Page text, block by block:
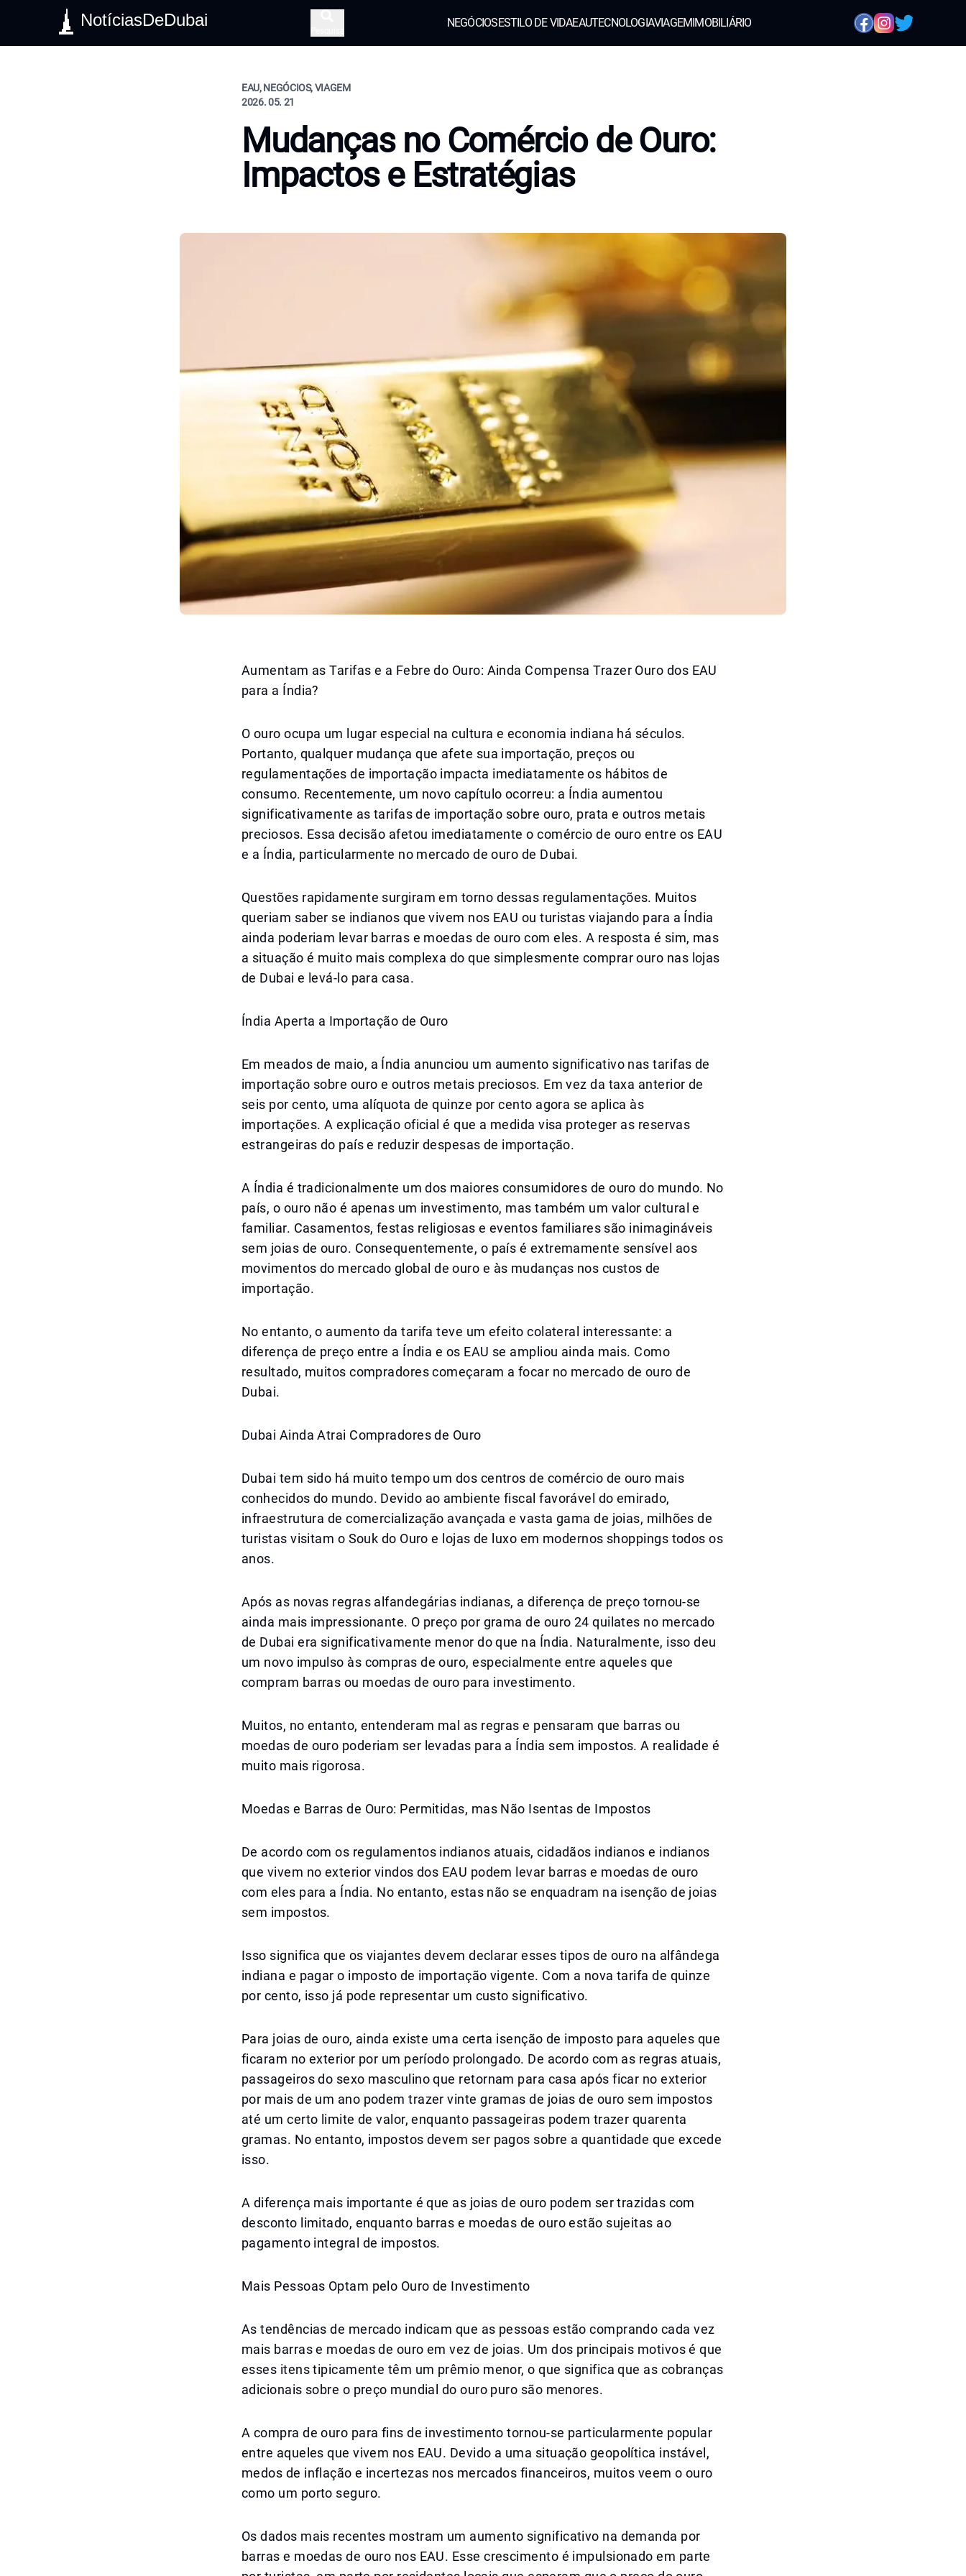
NotíciasDeDubai NEGÓCIOSESTILO DE VIDAEAUTECNOLOGIAVIAGEMIMOBILIÁRIO
EAU, NEGÓCIOS, VIAGEM
2026. 05. 21
Mudanças no Comércio de Ouro:
Impactos e Estratégias
Aumentam as Tarifas e a Febre do Ouro: Ainda Compensa Trazer Ouro dos EAU
para a Índia?
O ouro ocupa um lugar especial na cultura e economia indiana há séculos.
Portanto, qualquer mudança que afete sua importação, preços ou
regulamentações de importação impacta imediatamente os hábitos de
consumo. Recentemente, um novo capítulo ocorreu: a Índia aumentou
significativamente as tarifas de importação sobre ouro, prata e outros metais
preciosos. Essa decisão afetou imediatamente o comércio de ouro entre os EAU
e a Índia, particularmente no mercado de ouro de Dubai.
Questões rapidamente surgiram em torno dessas regulamentações. Muitos
queriam saber se indianos que vivem nos EAU ou turistas viajando para a Índia
ainda poderiam levar barras e moedas de ouro com eles. A resposta é sim, mas
a situação é muito mais complexa do que simplesmente comprar ouro nas lojas
de Dubai e levá-lo para casa.
Índia Aperta a Importação de Ouro
Em meados de maio, a Índia anunciou um aumento significativo nas tarifas de
importação sobre ouro e outros metais preciosos. Em vez da taxa anterior de
seis por cento, uma alíquota de quinze por cento agora se aplica às
importações. A explicação oficial é que a medida visa proteger as reservas
estrangeiras do país e reduzir despesas de importação.
A Índia é tradicionalmente um dos maiores consumidores de ouro do mundo. No
país, o ouro não é apenas um investimento, mas também um valor cultural e
familiar. Casamentos, festas religiosas e eventos familiares são inimagináveis
sem joias de ouro. Consequentemente, o país é extremamente sensível aos
movimentos do mercado global de ouro e às mudanças nos custos de
importação.
No entanto, o aumento da tarifa teve um efeito colateral interessante: a
diferença de preço entre a Índia e os EAU se ampliou ainda mais. Como
resultado, muitos compradores começaram a focar no mercado de ouro de
Dubai.
Dubai Ainda Atrai Compradores de Ouro
Dubai tem sido há muito tempo um dos centros de comércio de ouro mais
conhecidos do mundo. Devido ao ambiente fiscal favorável do emirado,
infraestrutura de comercialização avançada e vasta gama de joias, milhões de
turistas visitam o Souk do Ouro e lojas de luxo em modernos shoppings todos os
anos.
Após as novas regras alfandegárias indianas, a diferença de preço tornou-se
ainda mais impressionante. O preço por grama de ouro 24 quilates no mercado
de Dubai era significativamente menor do que na Índia. Naturalmente, isso deu
um novo impulso às compras de ouro, especialmente entre aqueles que
compram barras ou moedas de ouro para investimento.
Muitos, no entanto, entenderam mal as regras e pensaram que barras ou
moedas de ouro poderiam ser levadas para a Índia sem impostos. A realidade é
muito mais rigorosa.
Moedas e Barras de Ouro: Permitidas, mas Não Isentas de Impostos
De acordo com os regulamentos indianos atuais, cidadãos indianos e indianos
que vivem no exterior vindos dos EAU podem levar barras e moedas de ouro
com eles para a Índia. No entanto, estas não se enquadram na isenção de joias
sem impostos.
Isso significa que os viajantes devem declarar esses tipos de ouro na alfândega
indiana e pagar o imposto de importação vigente. Com a nova tarifa de quinze
por cento, isso já pode representar um custo significativo.
Para joias de ouro, ainda existe uma certa isenção de imposto para aqueles que
ficaram no exterior por um período prolongado. De acordo com as regras atuais,
passageiros do sexo masculino que retornam para casa após ficar no exterior
por mais de um ano podem trazer vinte gramas de joias de ouro sem impostos
até um certo limite de valor, enquanto passageiras podem trazer quarenta
gramas. No entanto, impostos devem ser pagos sobre a quantidade que excede
isso.
A diferença mais importante é que as joias de ouro podem ser trazidas com
desconto limitado, enquanto barras e moedas de ouro estão sujeitas ao
pagamento integral de impostos.
Mais Pessoas Optam pelo Ouro de Investimento
As tendências de mercado indicam que as pessoas estão comprando cada vez
mais barras e moedas de ouro em vez de joias. Um dos principais motivos é que
esses itens tipicamente têm um prêmio menor, o que significa que as cobranças
adicionais sobre o preço mundial do ouro puro são menores.
A compra de ouro para fins de investimento tornou-se particularmente popular
entre aqueles que vivem nos EAU. Devido a uma situação geopolítica instável,
medos de inflação e incertezas nos mercados financeiros, muitos veem o ouro
como um porto seguro.
Os dados mais recentes mostram um aumento significativo na demanda por
barras e moedas de ouro nos EAU. Esse crescimento é impulsionado em parte